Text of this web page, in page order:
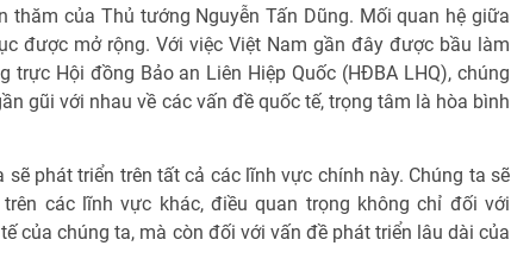
thăm của Thủ tướng Nguyễn Tấn Dũng. Mối quan hệ giữa
được mở rộng. Với việc Việt Nam gần đây được bầu làm
trực Hội đồng Bảo an Liên Hiệp Quốc (HĐBA LHQ), chúng
gũi với nhau về các vấn đề quốc tế, trọng tâm là hòa bình
sẽ phát triển trên tất cả các lĩnh vực chính này. Chúng ta sẽ
các lĩnh vực khác, điều quan trọng không chỉ đối với
của chúng ta, mà còn đối với vấn đề phát triển lâu dài của